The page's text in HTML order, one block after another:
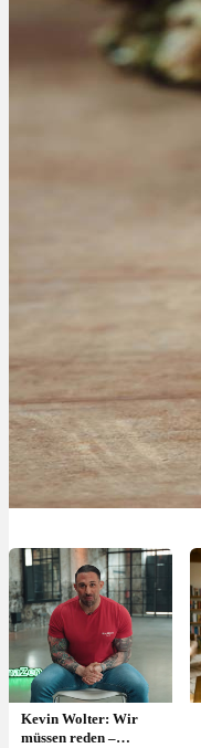
Kevin Wolter: Wir
müssen reden –